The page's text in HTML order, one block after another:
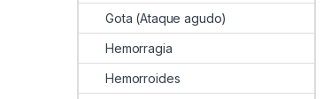
Gota (Ataque agudo)
Hemorragia
Hemorroides